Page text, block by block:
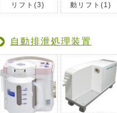
リフト (3)
動リフト (1)
自動排泄処理装置